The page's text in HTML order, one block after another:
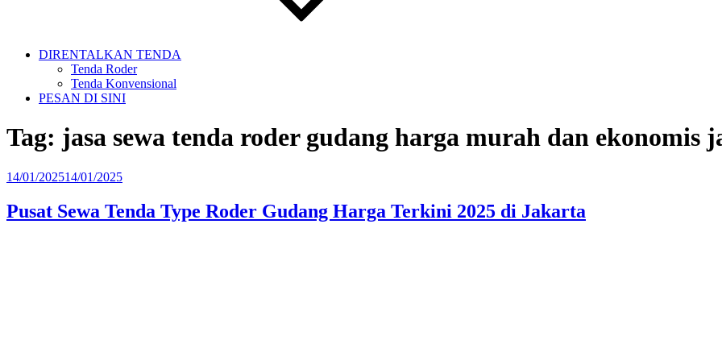
DIRENTALKAN TENDA
Tenda Roder
Tenda Konvensional
PESAN DI SINI
Tag: jasa sewa tenda roder gudang harga murah dan ekonomis
Diposkan
14/01/202514/01/2025
Pusat Sewa Tenda Type Roder Gudang Harga Terkini 2025 di Jakarta